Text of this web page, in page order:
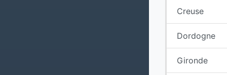
Creuse
Dordogne
Gironde